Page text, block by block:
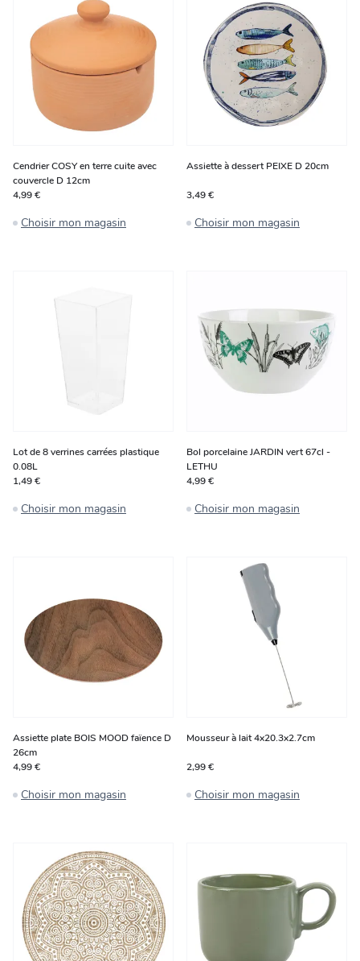
Cendrier COSY en terre cuite avec
couvercle D 12cm
4,99 €
Choisir mon magasin
Assiette à dessert PEIXE D 20cm
3,49 €
Choisir mon magasin
Lot de 8 verrines carrées plastique
0.08L
1,49 €
Choisir mon magasin
Bol porcelaine JARDIN vert 67cl -
LETHU
4,99 €
Choisir mon magasin
Assiette plate BOIS MOOD faïence D
26cm
4,99 €
Choisir mon magasin
Mousseur à lait 4x20.3x2.7cm
2,99 €
Choisir mon magasin